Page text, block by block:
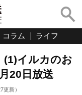
コラム ライフ
(1)イルカのお
20日放送
更新）